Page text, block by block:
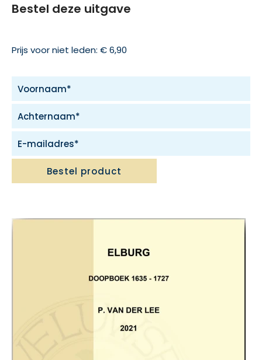
Bestel deze uitgave
Prijs voor niet leden: € 6,90
Bestel product